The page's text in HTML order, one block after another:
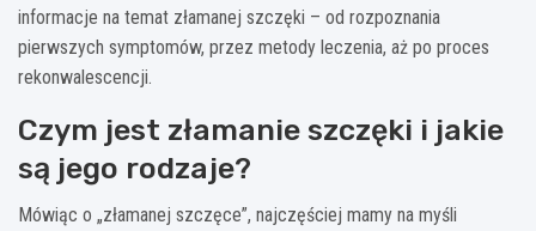
informacje na temat złamanej szczęki – od rozpoznania
pierwszych symptomów, przez metody leczenia, aż po proces
rekonwalescencji.
Czym jest złamanie szczęki i jakie
są jego rodzaje?
Mówiąc o „złamanej szczęce”, najczęściej mamy na myśli